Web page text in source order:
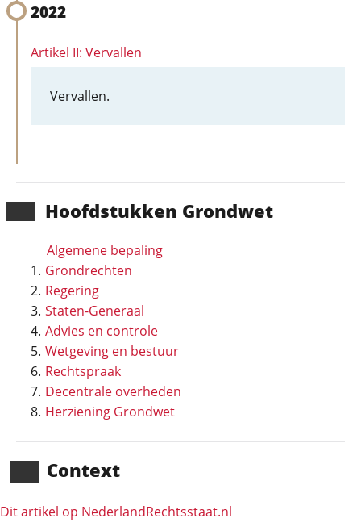
Hoofd­stukken Grondwet
Algemene bepaling
Grondrechten
Regering
Staten-Generaal
Advies en controle
Wetgeving en bestuur
Rechtspraak
Decentrale overheden
Herziening Grondwet
Context
Dit artikel op NederlandRechts­staat.nl
2022
Artikel II: Vervallen
Vervallen.